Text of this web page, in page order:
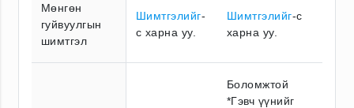
Мөнгөн
гуйвуулгын
шимтгэл
Шимтгэлийг-
с харна уу.
Шимтгэлийг-с
харна уу.
Боломжтой
*Гэвч үүнийг